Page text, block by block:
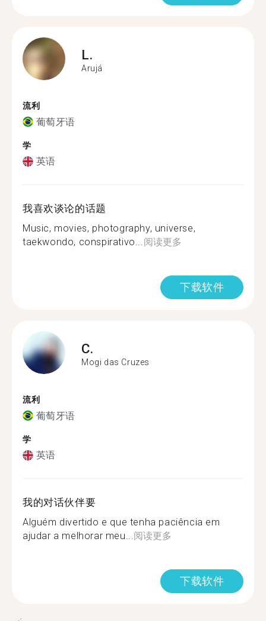
L.
Arujá
流利
葡萄牙语
学
英语
我喜欢谈论的话题
Music, movies, photography, universe,
taekwondo, conspirativo...阅读更多
下载软件
C.
Mogi das Cruzes
流利
葡萄牙语
学
英语
我的对话伙伴要
Alguém divertido e que tenha paciência em
ajudar a melhorar meu...阅读更多
下载软件